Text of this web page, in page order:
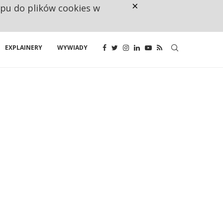
EXPLAINERY WYWIADY
do plików cookies w ×